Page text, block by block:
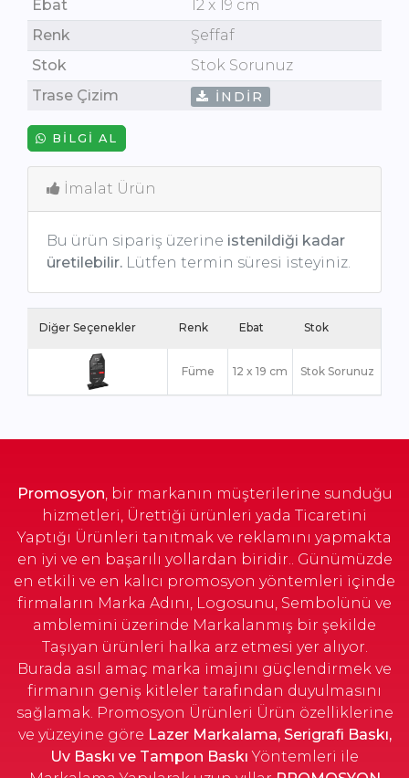
Ebat
12 x 19 cm
Renk
Şeffaf
Stok
Stok Sorunuz
Trase Çizim
İNDIR
BILGI AL
İmalat Ürün
Bu ürün sipariş üzerine istenildiği kadar
üretilebilir. Lütfen termin süresi isteyiniz.
Diğer Seçenekler Renk Ebat Stok
Füme 12 x 19 cm Stok Sorunuz
Promosyon, bir markanın müşterilerine sunduğu
hizmetleri, Ürettiği ürünleri yada Ticaretini
Yaptığı Ürünleri tanıtmak ve reklamını yapmakta
en iyi ve en başarılı yollardan biridir.. Günümüzde
en etkili ve en kalıcı promosyon yöntemleri içinde
firmaların Marka Adını, Logosunu, Sembolünü ve
amblemini üzerinde Markalanmış bir şekilde
Taşıyan ürünleri halka arz etmesi yer alıyor.
Burada asıl amaç marka imajını güçlendirmek ve
firmanın geniş kitleler tarafından duyulmasını
sağlamak. Promosyon Ürünleri Ürün özelliklerine
ve yüzeyine göre Lazer Markalama, Serigrafi Baskı,
Uv Baskı ve Tampon Baskı Yöntemleri ile